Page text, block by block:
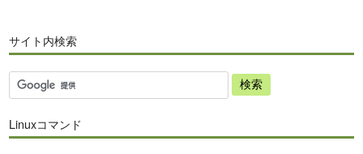
サイト内検索
サ
イ
内
Linuxコマンド